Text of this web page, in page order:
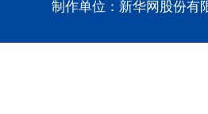
制作单位：新华网股份